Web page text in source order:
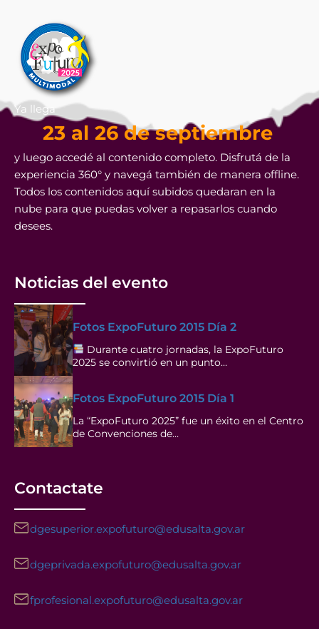
Ya llega
23 al 26 de septiembre
y luego accedé al contenido completo. Disfrutá de la
experiencia 360° y navegá también de manera offline.
Todos los contenidos aquí subidos quedaran en la
nube para que puedas volver a repasarlos cuando
desees.
Noticias del evento
Fotos ExpoFuturo 2015 Día 2
Durante cuatro jornadas, la ExpoFuturo
2025 se convirtió en un punto…
Fotos ExpoFuturo 2015 Día 1
La “ExpoFuturo 2025” fue un éxito en el Centro
de Convenciones de…
Contactate
dgesuperior.expofuturo@edusalta.gov.ar
dgeprivada.expofuturo@edusalta.gov.ar
fprofesional.expofuturo@edusalta.gov.ar